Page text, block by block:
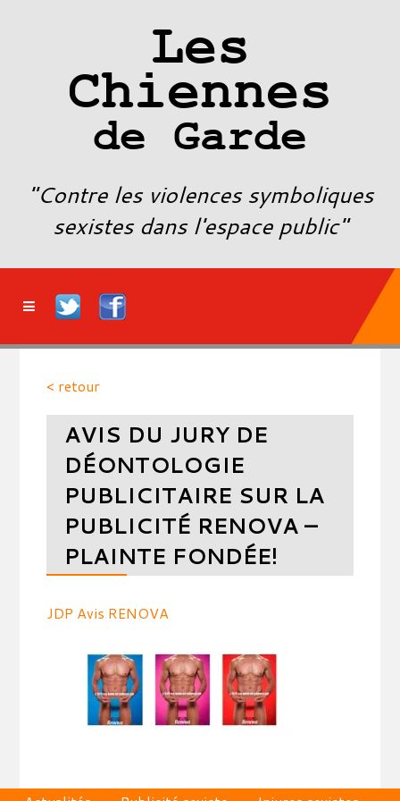
Les
Chiennes
de Garde
"Contre les violences symboliques
sexistes dans l'espace public"
< retour
AVIS DU JURY DE
DÉONTOLOGIE
PUBLICITAIRE SUR LA
PUBLICITÉ RENOVA –
PLAINTE FONDÉE!
JDP Avis RENOVA